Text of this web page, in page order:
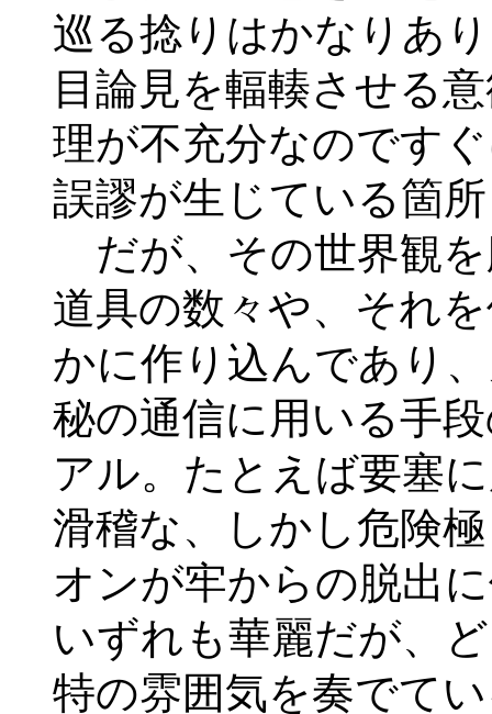
巡る捻りはかなりあ
目論見を輻輳させる
理が不充分なのです
誤謬が生じている箇
だが、その世界観
道具の数々や、それ
かに作り込んであり
秘の通信に用いる手
アル。たとえば要塞
滑稽な、しかし危険
オンが牢からの脱出
いずれも華麗だが、
特の雰囲気を奏でて